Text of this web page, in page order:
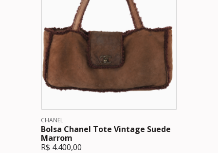
CHANEL
Bolsa Chanel Tote Vintage Suede
Marrom
R$ 4.400,00